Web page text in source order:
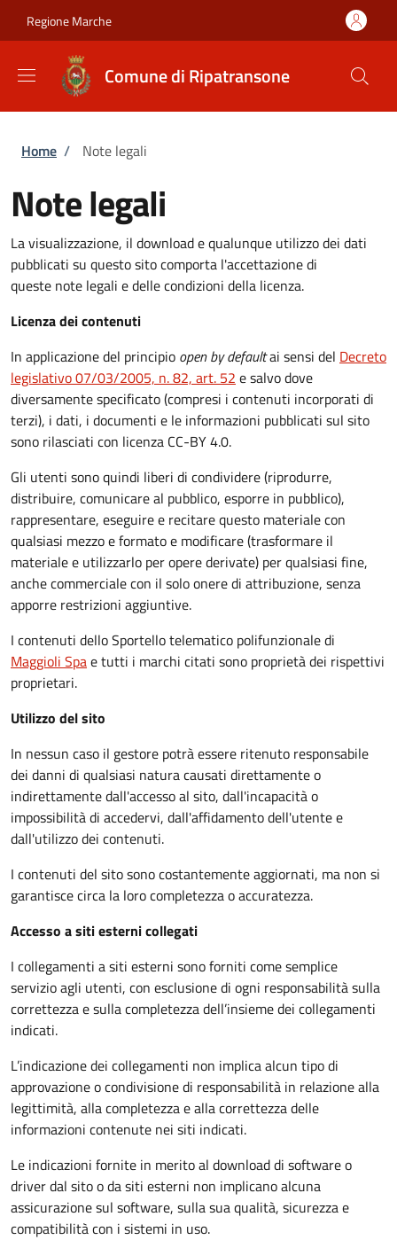
Regione Marche
Comune di Ripatransone
Briciole di pane
Home / Note legali
Note legali
La visualizzazione, il download e qualunque utilizzo dei dati
pubblicati su questo sito comporta l'accettazione di
queste note legali e delle condizioni della licenza.
Licenza dei contenuti
In applicazione del principio open by defaultai sensi del Decreto
legislativo 07/03/2005, n. 82, art. 52 e salvo dove
diversamente specificato (compresi i contenuti incorporati di
terzi), i dati, i documenti e le informazioni pubblicati sul sito
sono rilasciati con licenza CC-BY 4.0.
Gli utenti sono quindi liberi di condividere (riprodurre,
distribuire, comunicare al pubblico, esporre in pubblico),
rappresentare, eseguire e recitare questo materiale con
qualsiasi mezzo e formato e modificare (trasformare il
materiale e utilizzarlo per opere derivate) per qualsiasi fine,
anche commerciale con il solo onere di attribuzione, senza
apporre restrizioni aggiuntive.
I contenuti dello Sportello telematico polifunzionaledi
Maggioli Spae tutti i marchi citati sono proprietà dei rispettivi
proprietari.
Utilizzo del sito
In nessun caso il gestore potrà essere ritenuto responsabile
dei danni di qualsiasi natura causati direttamente o
indirettamente dall'accesso al sito, dall'incapacità o
impossibilità di accedervi, dall'affidamento dell'utente e
dall'utilizzo dei contenuti.
I contenuti del sito sono costantemente aggiornati, ma non si
garantisce circa la loro completezza o accuratezza.
Accesso a siti esterni collegati
I collegamenti a siti esterni sono forniti come semplice
servizio agli utenti, con esclusione di ogni responsabilità sulla
correttezza e sulla completezza dell’insieme dei collegamenti
indicati.
L’indicazione dei collegamenti non implica alcun tipo di
approvazione o condivisione di responsabilità in relazione alla
legittimità, alla completezza e alla correttezza delle
informazioni contenute nei siti indicati.
Le indicazioni fornite in merito al download di software o
driver dal sito o da siti esterni non implicano alcuna
assicurazione sul software, sulla sua qualità, sicurezza e
compatibilità con i sistemi in uso.